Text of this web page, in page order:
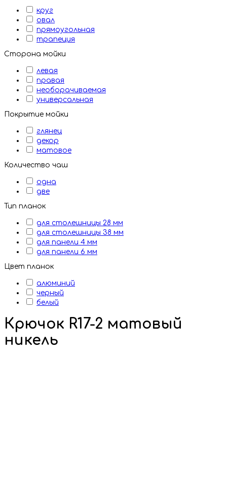
круг
овал
прямоугольная
трапеция
Сторона мойки
левая
правая
необорачиваемая
универсальная
Покрытие мойки
глянец
декор
матовое
Количество чаш
одна
две
Тип планок
для столешницы 28 мм
для столешницы 38 мм
для панели 4 мм
для панели 6 мм
Цвет планок
алюминий
черный
белый
Крючок R17-2 матовый
никель